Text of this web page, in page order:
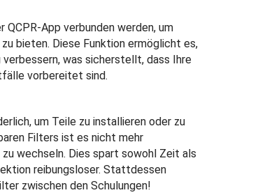
App verbunden werden, um
bieten. Diese Funktion ermöglicht es,
was sicherstellt, dass Ihre
vorbereitet sind.
um Teile zu installieren oder zu
Filters ist es nicht mehr
wechseln. Dies spart sowohl Zeit als
reibungsloser. Stattdessen
zwischen den Schulungen!